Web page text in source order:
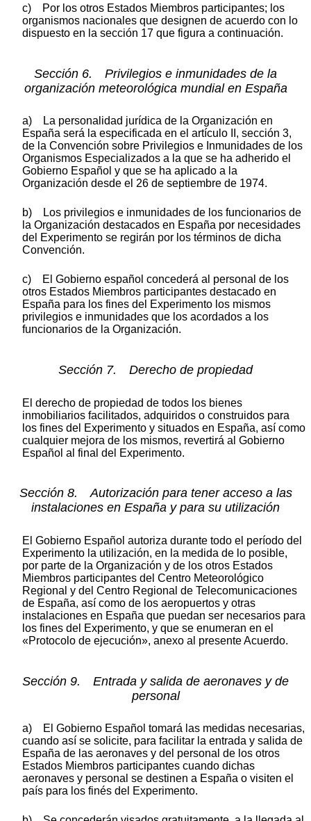
c) Por los otros Estados Miembros participantes; los
organismos nacionales que designen de acuerdo con lo
dispuesto en la sección 17 que figura a continuación.
Sección 6. Privilegios e inmunidades de la
organización meteorológica mundial en España
a) La personalidad jurídica de la Organización en
España será la especificada en el artículo II, sección 3,
de la Convención sobre Privilegios e Inmunidades de los
Organismos Especializados a la que se ha adherido el
Gobierno Español y que se ha aplicado a la
Organización desde el 26 de septiembre de 1974.
b) Los privilegios e inmunidades de los funcionarios de
la Organización destacados en España por necesidades
del Experimento se regirán por los términos de dicha
Convención.
c) El Gobierno español concederá al personal de los
otros Estados Miembros participantes destacado en
España para los fines del Experimento los mismos
privilegios e inmunidades que los acordados a los
funcionarios de la Organización.
Sección 7. Derecho de propiedad
El derecho de propiedad de todos los bienes
inmobiliarios facilitados, adquiridos o construidos para
los fines del Experimento y situados en España, así como
cualquier mejora de los mismos, revertirá al Gobierno
Español al final del Experimento.
Sección 8. Autorización para tener acceso a las
instalaciones en España y para su utilización
El Gobierno Español autoriza durante todo el período del
Experimento la utilización, en la medida de lo posible,
por parte de la Organización y de los otros Estados
Miembros participantes del Centro Meteorológico
Regional y del Centro Regional de Telecomunicaciones
de España, así como de los aeropuertos y otras
instalaciones en España que puedan ser necesarios para
los fines del Experimento, y que se enumeran en el
«Protocolo de ejecución», anexo al presente Acuerdo.
Sección 9. Entrada y salida de aeronaves y de
personal
a) El Gobierno Español tomará las medidas necesarias,
cuando así se solicite, para facilitar la entrada y salida de
España de las aeronaves y del personal de los otros
Estados Miembros participantes cuando dichas
aeronaves y personal se destinen a España o visiten el
país para los finés del Experimento.